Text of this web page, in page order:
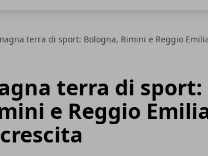
terra di sport: Bologna, Rimini e Reggio
terra di sport:
e Reggio